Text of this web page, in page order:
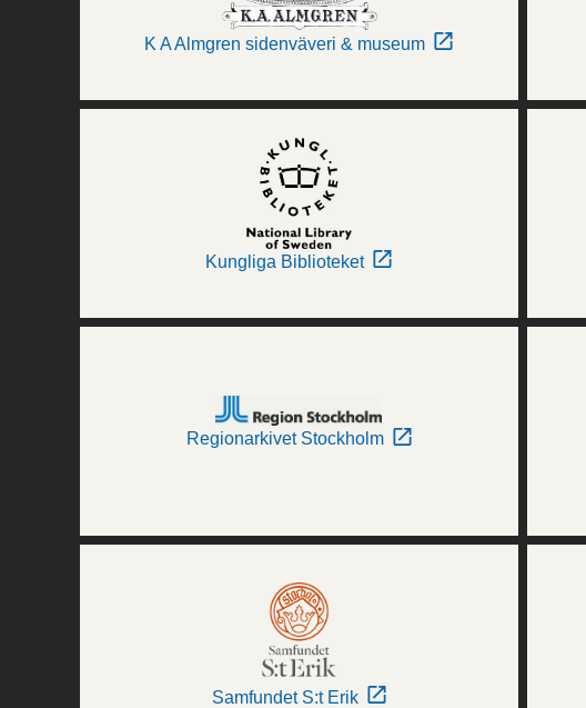
K A Almgren sidenväveri & museum
Kungliga Biblioteket
Regionarkivet Stockholm
Samfundet S:t Erik